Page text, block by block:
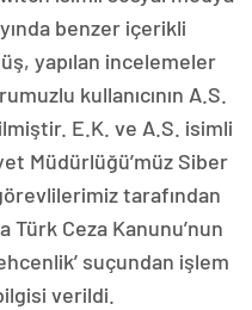
benzer içerikli
yapılan incelemeler
kullanıcının A.S.
E.K. ve A.S. isimli
Müdürlüğü’müz Siber
tarafından
Türk Ceza Kanunu’nun
suçundan işlem
verildi.